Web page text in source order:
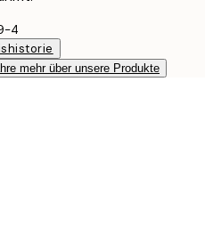
4
mehr über unsere Produkte